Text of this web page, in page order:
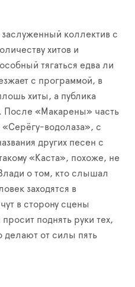
коллектив с
хитов и
тягаться едва ли
с программой, в
хиты, а публика
После «Макарены» часть
«Серёгу-водолаза», с
других песен с
«Каста», похоже, не
о том, кто слышал
заходятся в
в сторону сцены
поднять руки тех,
делают от силы пять